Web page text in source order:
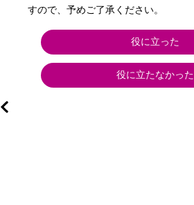
すので、予めご了承ください。
役に立った
役に立たなかった